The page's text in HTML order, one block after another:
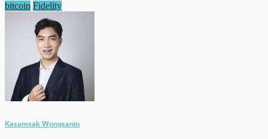
bitcoin Fidelity
Kasamsak Wongsanin